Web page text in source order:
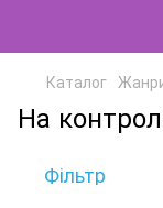
Каталог
На
Фільтр